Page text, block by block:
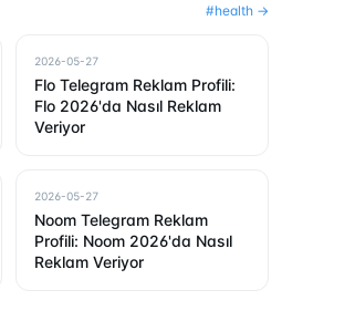
#health →
2026-05-27
Flo Telegram Reklam Profili:
Flo 2026'da Nasıl Reklam
Veriyor
2026-05-27
Noom Telegram Reklam
Profili: Noom 2026'da Nasıl
Reklam Veriyor